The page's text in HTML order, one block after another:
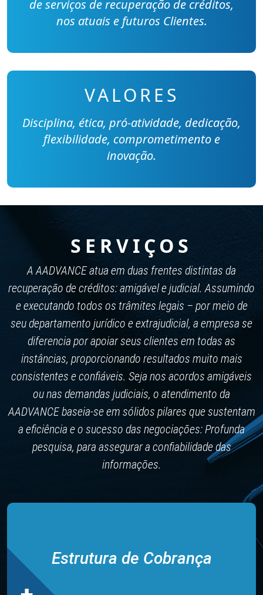
de serviços de recuperação de créditos,
nos atuais e futuros Clientes.
VALORES
Disciplina, ética, pró-atividade, dedicação,
flexibilidade, comprometimento e
inovação.
SERVIÇOS
A AADVANCE atua em duas frentes distintas da
recuperação de créditos: amigável e judicial. Assumindo
e executando todos os trâmites legais – por meio de
seu departamento jurídico e extrajudicial, a empresa se
diferencia por apoiar seus clientes em todas as
instâncias, proporcionando resultados muito mais
consistentes e confiáveis. Seja nos acordos amigáveis
ou nas demandas judiciais, o atendimento da
AADVANCE baseia-se em sólidos pilares que sustentam
a eficiência e o sucesso das negociações: Profunda
pesquisa, para assegurar a confiabilidade das
informações.
Estrutura de Cobrança